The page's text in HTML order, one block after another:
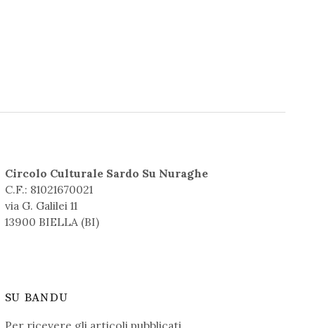
Circolo Culturale Sardo Su Nuraghe
C.F.: 81021670021
via G. Galilei 11
13900 BIELLA (BI)
SU BANDU